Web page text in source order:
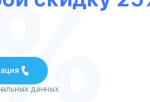
данных